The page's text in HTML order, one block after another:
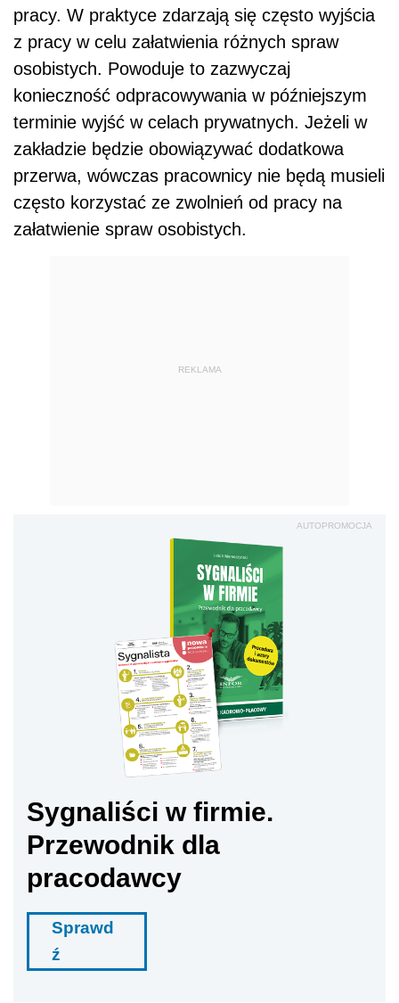
pracy. W praktyce zdarzają się często wyjścia
z pracy w celu załatwienia różnych spraw
osobistych. Powoduje to zazwyczaj
konieczność odpracowywania w późniejszym
terminie wyjść w celach prywatnych. Jeżeli w
zakładzie będzie obowiązywać dodatkowa
przerwa, wówczas pracownicy nie będą musieli
często korzystać ze zwolnień od pracy na
załatwienie spraw osobistych.
REKLAMA
AUTOPROMOCJA
Sygnaliści w firmie.
Przewodnik dla
pracodawcy
Sprawd
ź